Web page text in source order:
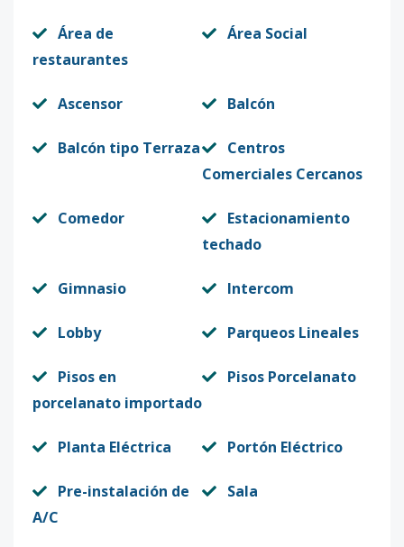
Área de
restaurantes
Área Social
Ascensor Balcón
Balcón tipo Terraza
Centros
Comerciales Cercanos
Comedor
Estacionamiento
techado
Gimnasio Intercom
Lobby Parqueos Lineales
Pisos en
porcelanato importado
Pisos Porcelanato
Planta Eléctrica Portón Eléctrico
Pre-instalación de
A/C
Sala